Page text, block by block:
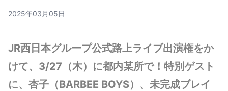
2025年03月05日
JR西日本グループ公式路上ライブ出演権をか
けて、3/27（木）に都内某所で！特別ゲスト
に、杏子（BARBEE BOYS）、未完成ブレイ